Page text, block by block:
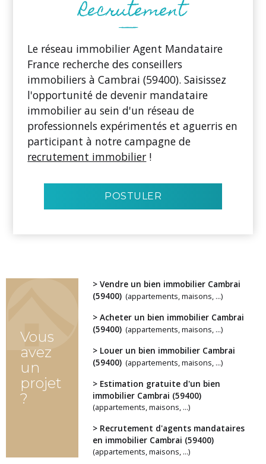
Le réseau immobilier Agent Mandataire
France recherche des conseillers
immobiliers à Cambrai (59400). Saisissez
l'opportunité de devenir mandataire
immobilier au sein d'un réseau de
professionnels expérimentés et aguerris en
participant à notre campagne de
recrutement immobilier !
POSTULER
Vous
avez
un
projet
?
> Vendre un bien immobilier Cambrai
(59400) (appartements, maisons, ...)
> Acheter un bien immobilier Cambrai
(59400) (appartements, maisons, ...)
> Louer un bien immobilier Cambrai
(59400) (appartements, maisons, ...)
> Estimation gratuite d'un bien
immobilier Cambrai (59400)
(appartements, maisons, ...)
> Recrutement d'agents mandataires
en immobilier Cambrai (59400)
(appartements, maisons, ...)